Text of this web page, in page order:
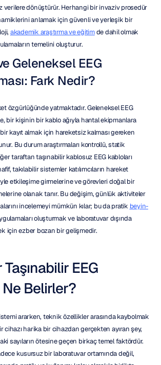
verilere dönüştürür. Herhangi bir invaziv prosedür
anlamak için güvenli ve yerleşik bir
akademik araştırma ve eğitim de dahil olmak
temelini oluşturur.
Geleneksel EEG
Fark Nedir?
özgürlüğünde yatmaktadır. Geleneksel EEG
bir kişinin bir kablo ağıyla hantal ekipmanlara
kayıt almak için hareketsiz kalması gereken
Bu durum araştırmaları kontrollü, statik
taraftan taşınabilir kablosuz EEG kabloları
takılabilir sistemler katılımcıların hareket
etkileşime girmelerine ve görevleri doğal bir
olanak tanır. Bu değişim, günlük aktiviteler
incelemeyi mümkün kılar; bu da pratik beyin-
oluşturmak ve laboratuvar dışında
için ezber bozan bir gelişmedir.
EEG
Belirler?
ararken, teknik özellikler arasında kaybolmak
cihazı harika bir cihazdan gerçekten ayıran şey,
sayıların ötesine geçen birkaç temel faktördür.
kusursuz bir laboratuvar ortamında değil,